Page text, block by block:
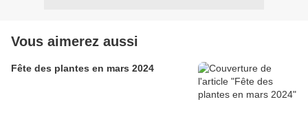
Vous aimerez aussi
Fête des plantes en mars 2024